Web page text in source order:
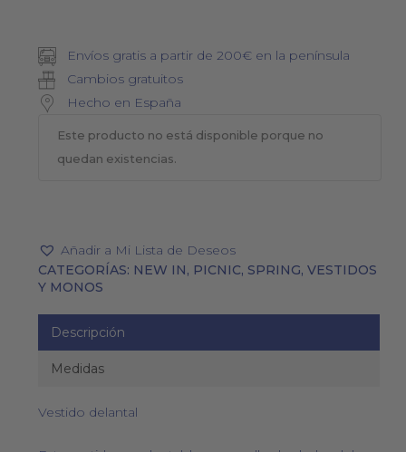
Envíos gratis a partir de 200€ en la península
Cambios gratuitos
Hecho en España
Este producto no está disponible porque no
quedan existencias.
Añadir a Mi Lista de Deseos
CATEGORÍAS: NEW IN, PICNIC, SPRING, VESTIDOS
Y MONOS
Descripción
Medidas
Vestido delantal